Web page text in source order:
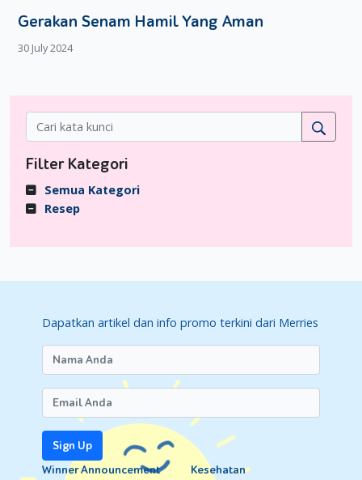
Gerakan Senam Hamil Yang Aman
30 July 2024
Filter Kategori
Semua Kategori
Resep
Dapatkan artikel dan info promo terkini dari Merries
Sign Up
Winner Announcement
Kesehatan